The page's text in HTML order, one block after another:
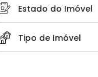
Estado do Imóvel
Tipo de Imóvel